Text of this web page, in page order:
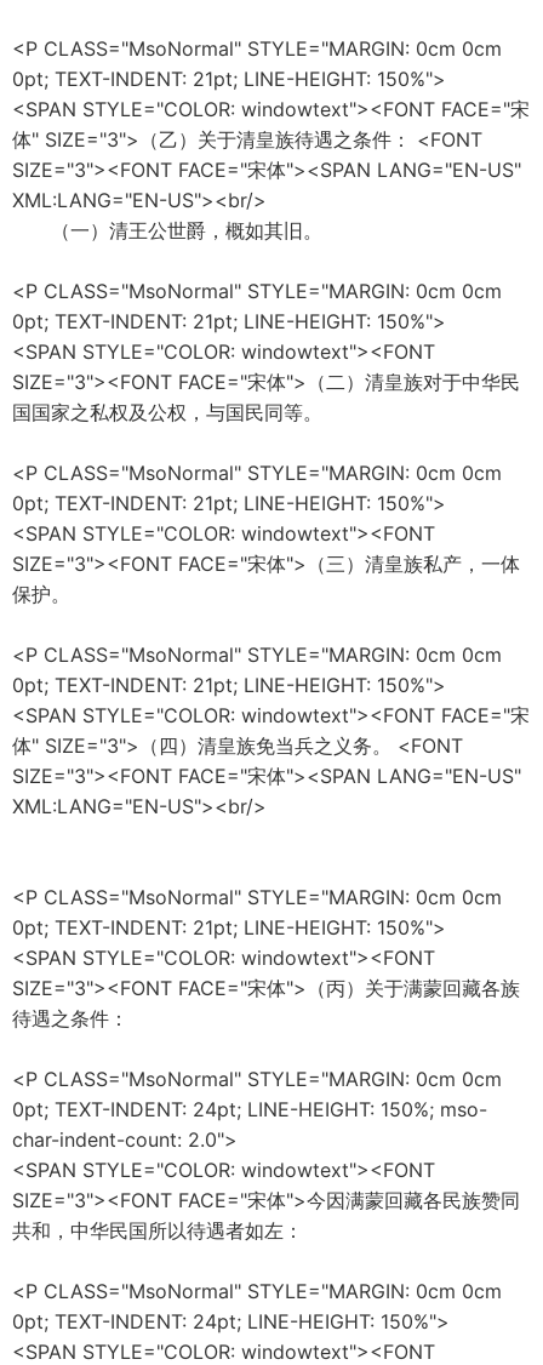
<P CLASS="MsoNormal" STYLE="MARGIN: 0cm 0cm
0pt; TEXT-INDENT: 21pt; LINE-HEIGHT: 150%">
<SPAN STYLE="COLOR: windowtext"><FONT FACE="宋
体" SIZE="3">（乙）关于清皇族待遇之条件： <FONT
SIZE="3"><FONT FACE="宋体"><SPAN LANG="EN-US"
XML:LANG="EN-US"><br/>
（一）清王公世爵，概如其旧。
<P CLASS="MsoNormal" STYLE="MARGIN: 0cm 0cm
0pt; TEXT-INDENT: 21pt; LINE-HEIGHT: 150%">
<SPAN STYLE="COLOR: windowtext"><FONT
SIZE="3"><FONT FACE="宋体">（二）清皇族对于中华民
国国家之私权及公权，与国民同等。
<P CLASS="MsoNormal" STYLE="MARGIN: 0cm 0cm
0pt; TEXT-INDENT: 21pt; LINE-HEIGHT: 150%">
<SPAN STYLE="COLOR: windowtext"><FONT
SIZE="3"><FONT FACE="宋体">（三）清皇族私产，一体
保护。
<P CLASS="MsoNormal" STYLE="MARGIN: 0cm 0cm
0pt; TEXT-INDENT: 21pt; LINE-HEIGHT: 150%">
<SPAN STYLE="COLOR: windowtext"><FONT FACE="宋
体" SIZE="3">（四）清皇族免当兵之义务。 <FONT
SIZE="3"><FONT FACE="宋体"><SPAN LANG="EN-US"
XML:LANG="EN-US"><br/>
<P CLASS="MsoNormal" STYLE="MARGIN: 0cm 0cm
0pt; TEXT-INDENT: 21pt; LINE-HEIGHT: 150%">
<SPAN STYLE="COLOR: windowtext"><FONT
SIZE="3"><FONT FACE="宋体">（丙）关于满蒙回藏各族
待遇之条件：
<P CLASS="MsoNormal" STYLE="MARGIN: 0cm 0cm
0pt; TEXT-INDENT: 24pt; LINE-HEIGHT: 150%; mso-
char-indent-count: 2.0">
<SPAN STYLE="COLOR: windowtext"><FONT
SIZE="3"><FONT FACE="宋体">今因满蒙回藏各民族赞同
共和，中华民国所以待遇者如左：
<P CLASS="MsoNormal" STYLE="MARGIN: 0cm 0cm
0pt; TEXT-INDENT: 24pt; LINE-HEIGHT: 150%">
<SPAN STYLE="COLOR: windowtext"><FONT